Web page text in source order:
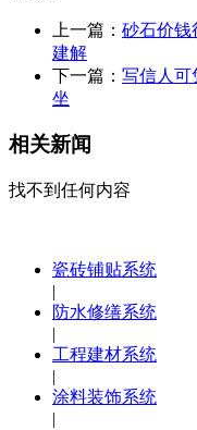
上一篇： 砂石价钱
建解
下一篇： 写信人可
坐
相关新闻
找不到任何内容
瓷砖铺贴系统
|
防水修缮系统
|
工程建材系统
|
涂料装饰系统
|